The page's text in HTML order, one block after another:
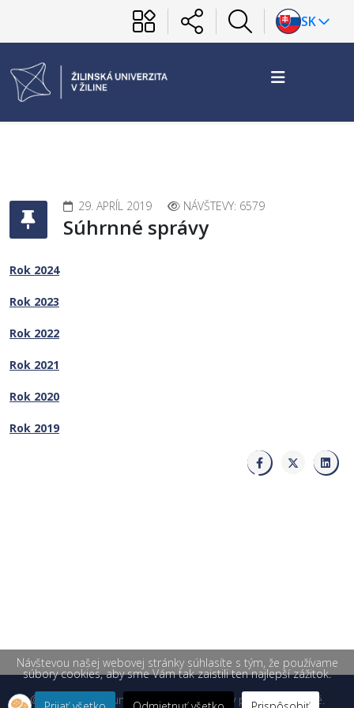
SK
29. APRÍL 2019 NÁVŠTEVY: 6579
Súhrnné správy
Rok 2024
Rok 2023
Rok 2022
Rok 2021
Rok 2020
Rok 2019
© 2026 Žilinská univerzita v Žiline. Všetky práva vyhradené.
Návštevou našej webovej stránky súhlasíte s tým, že používame
súbory cookies, aby sme Vám tak zaistili ten najlepší zážitok.